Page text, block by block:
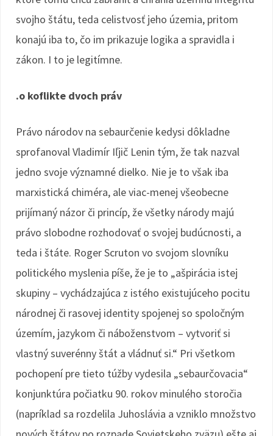
svojho štátu, teda celistvosť jeho územia, pritom
konajú iba to, čo im prikazuje logika a spravidla i
zákon. I to je legitímne.
.o koflikte dvoch práv
Právo národov na sebaurčenie kedysi dôkladne
sprofanoval Vladimír Iľjič Lenin tým, že tak nazval
jedno svoje významné dielko. Nie je to však iba
marxistická chiméra, ale viac-menej všeobecne
prijímaný názor či princíp, že všetky národy majú
právo slobodne rozhodovať o svojej budúcnosti, a
teda i štáte. Roger Scruton vo svojom slovníku
politického myslenia píše, že je to „ašpirácia istej
skupiny – vychádzajúca z istého existujúceho pocitu
národnej či rasovej identity spojenej so spoločným
územím, jazykom či náboženstvom – vytvoriť si
vlastný suverénny štát a vládnuť si.“ Pri všetkom
pochopení pre tieto túžby vydesila „sebaurčovacia“
konjunktúra počiatku 90. rokov minulého storočia
(napríklad sa rozdelila Juhoslávia a vzniklo množstvo